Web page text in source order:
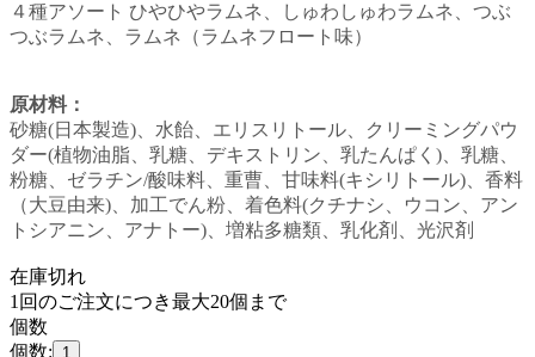
４種アソート ひやひやラムネ、しゅわしゅわラムネ、つぶ
つぶラムネ、ラムネ（ラムネフロート味）
原材料：
砂糖(日本製造)、水飴、エリスリトール、クリーミングパウ
ダー(植物油脂、乳糖、デキストリン、乳たんぱく)、乳糖、
粉糖、ゼラチン/酸味料、重曹、甘味料(キシリトール)、香料
（大豆由来)、加工でん粉、着色料(クチナシ、ウコン、アン
トシアニン、アナトー)、増粘多糖類、乳化剤、光沢剤
在庫切れ
1回のご注文につき最大20個まで
個数
個数:
1